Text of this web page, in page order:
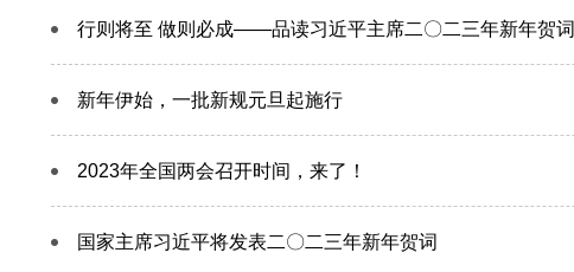
行则将至 做则必成——品读习近平主席二〇二三年新年贺词
新年伊始，一批新规元旦起施行
2023年全国两会召开时间，来了！
国家主席习近平将发表二〇二三年新年贺词